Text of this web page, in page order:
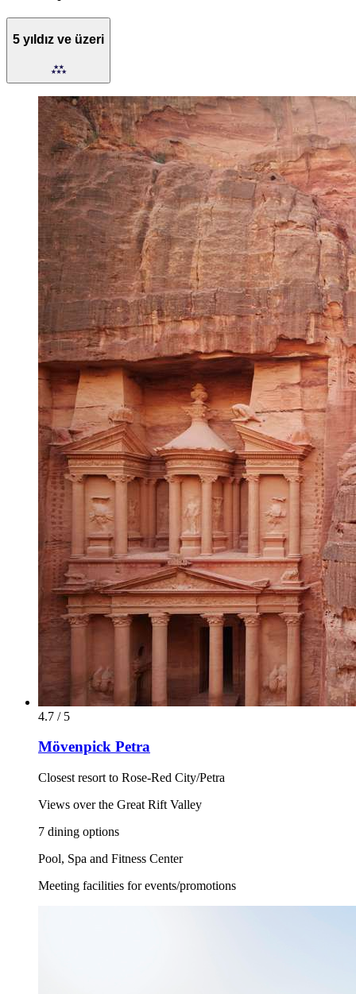
5 yıldız ve üzeri
4.7 / 5
Mövenpick Petra
Closest resort to Rose-Red City/Petra
Views over the Great Rift Valley
7 dining options
Pool, Spa and Fitness Center
Meeting facilities for events/promotions